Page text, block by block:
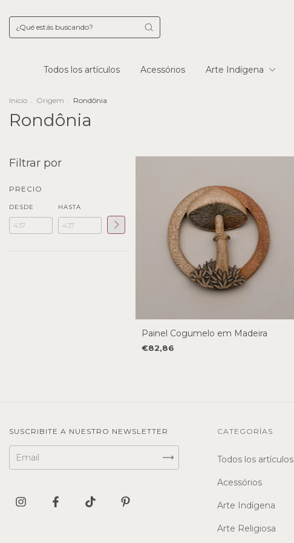
Todos los artículos Acessórios Arte Indígena
Inicio . Origem . Rondônia
Rondônia
Filtrar por
PRECIO
DESDE HASTA
Painel Cogumelo em Madeira
€82,86
SUSCRIBITE A NUESTRO NEWSLETTER CATEGORÍAS
Todos los artículos
Acessórios
Arte Indígena
Arte Religiosa